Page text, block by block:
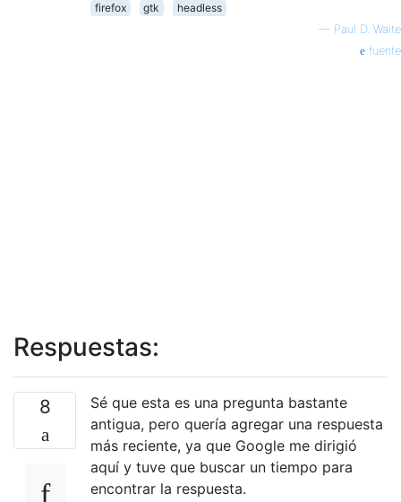
firefox gtk
headless
— Paul D. Waite
fuente
Respuestas:
8
Sé que esta es una pregunta bastante
antigua, pero quería agregar una respuesta
más reciente, ya que Google me dirigió
aquí y tuve que buscar un tiempo para
encontrar la respuesta.